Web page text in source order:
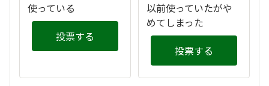
使っている
投票する
以前使っていたがや
めてしまった
投票する